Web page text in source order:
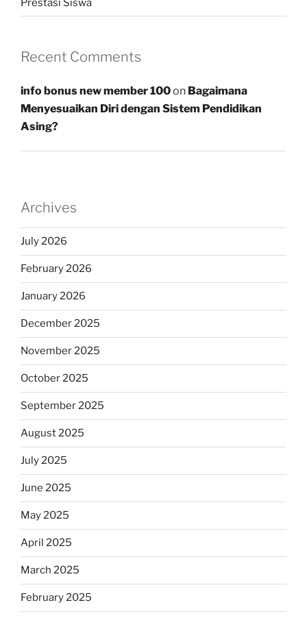
Recent Comments
info bonus new member 100on Bagaimana
Menyesuaikan Diri dengan Sistem Pendidikan
Asing?
Archives
July 2026
February 2026
January 2026
December 2025
November 2025
October 2025
September 2025
August 2025
July 2025
June 2025
May 2025
April 2025
March 2025
February 2025